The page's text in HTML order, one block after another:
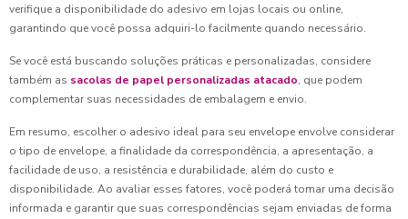
verifique a disponibilidade do adesivo em lojas locais ou online,
garantindo que você possa adquiri-lo facilmente quando necessário.
Se você está buscando soluções práticas e personalizadas, considere
também as sacolas de papel personalizadas atacado, que podem
complementar suas necessidades de embalagem e envio.
Em resumo, escolher o adesivo ideal para seu envelope envolve considerar
o tipo de envelope, a finalidade da correspondência, a apresentação, a
facilidade de uso, a resistência e durabilidade, além do custo e
disponibilidade. Ao avaliar esses fatores, você poderá tomar uma decisão
informada e garantir que suas correspondências sejam enviadas de forma